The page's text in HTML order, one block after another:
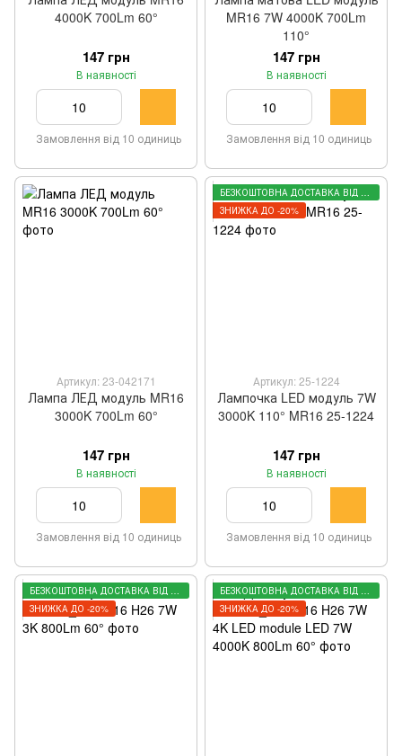
4000K 700Lm 60°
147 грн
В наявності
Замовлення від 10 одиниць
MR16 7W 4000K 700Lm
110°
147 грн
В наявності
Замовлення від 10 одиниць
Артикул: 23-042171
Лампа ЛЕД модуль MR16
3000K 700Lm 60°
147 грн
В наявності
Замовлення від 10 одиниць
БЕЗКОШТОВНА ДОСТАВКА ВІД 3000 ГРН
ЗНИЖКА ДО -20%
Артикул: 25-1224
Лампочка LED модуль 7W
3000K 110° MR16 25-1224
147 грн
В наявності
Замовлення від 10 одиниць
БЕЗКОШТОВНА ДОСТАВКА ВІД 3000 ГРН
ЗНИЖКА ДО -20%
БЕЗКОШТОВНА ДОСТАВКА ВІД 3000 ГРН
ЗНИЖКА ДО -20%